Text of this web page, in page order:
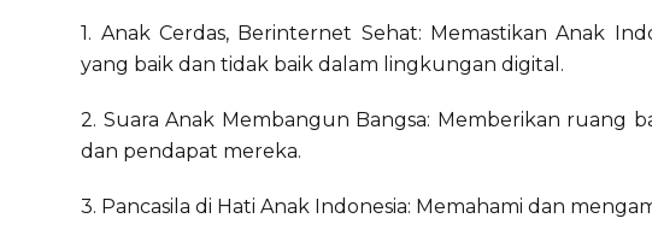
1. Anak Cerdas, Berinternet Sehat: Memastikan Anak
yang baik dan tidak baik dalam lingkungan digital.
2. Suara Anak Membangun Bangsa: Memberikan ruang
dan pendapat mereka.
3. Pancasila di Hati Anak Indonesia: Memahami dan